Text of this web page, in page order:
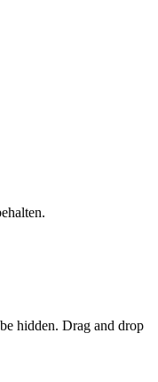
hidden. Drag and drop